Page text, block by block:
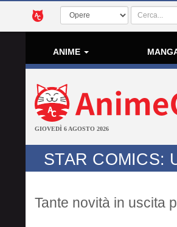
ANIME
GIOVEDÌ 6 AGOSTO 2026
STAR COMICS:
Tante novità in uscita